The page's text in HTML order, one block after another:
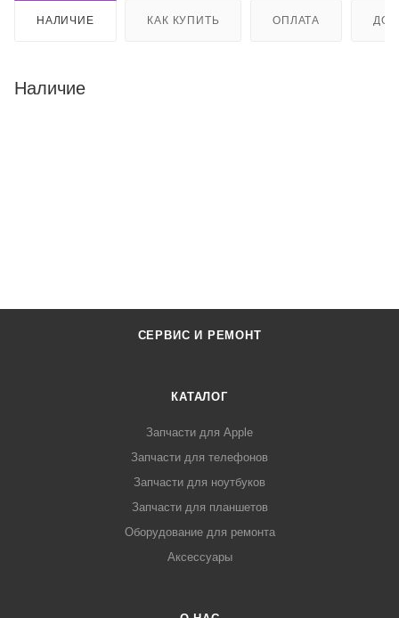
НАЛИЧИЕ КАК КУПИТЬ ОПЛАТА
Наличие
СЕРВИС И РЕМОНТ
КАТАЛОГ
Запчасти для Apple
Запчасти для телефонов
Запчасти для ноутбуков
Запчасти для планшетов
Оборудование для ремонта
Аксессуары